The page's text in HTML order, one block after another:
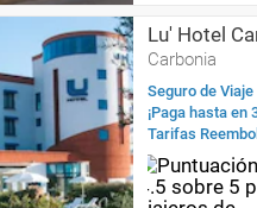
Lu' Hotel
Carbonia
Seguro de
¡Paga hasta
Tarifas